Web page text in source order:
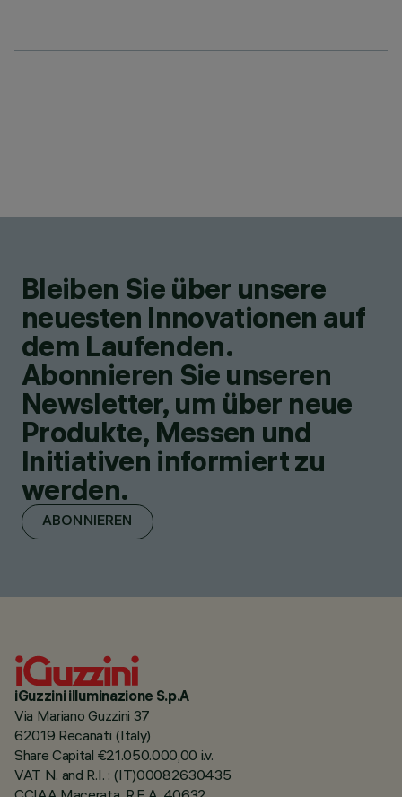
Bleiben Sie über unsere
neuesten Innovationen auf
dem Laufenden.
Abonnieren Sie unseren
Newsletter, um über neue
Produkte, Messen und
Initiativen informiert zu
werden.
ABONNIEREN
iGuzzini illuminazione S.p.A
Via Mariano Guzzini 37
62019 Recanati (Italy)
Share Capital €21.050.000,00 i.v.
VAT N. and R.I. : (IT)00082630435